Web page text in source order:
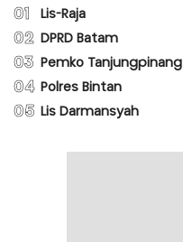
01 Lis-Raja
02 DPRD Batam
03 Pemko Tanjungpinang
04 Polres Bintan
05 Lis Darmansyah